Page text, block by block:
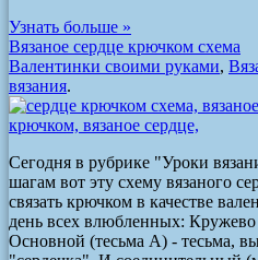
Узнать больше »
Вязаное сердце крючком схема
Валентинки своими руками,
вязания.
Сегодня в рубрике "Уроки
шагам вот эту схему вязаного
связать крючком в качестве
день всех влюбленных: Кружево
Основной (тесьма А) - тесьма,